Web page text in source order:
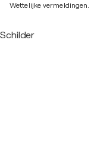
Wettelijke vermeldingen.
Schilder